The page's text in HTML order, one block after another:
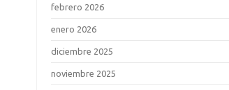
febrero 2026
enero 2026
diciembre 2025
noviembre 2025